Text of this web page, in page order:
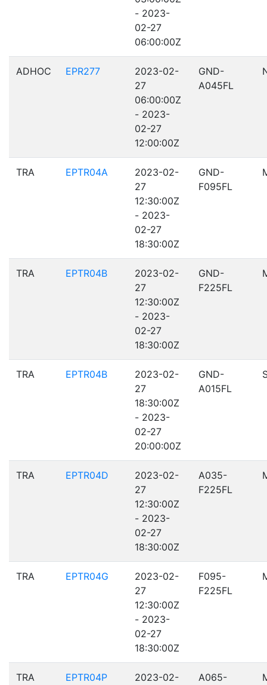
- 2023-
02-27
06:00:00Z
ADHOC EPR277
2023-02-
27
06:00:00Z
- 2023-
02-27
12:00:00Z
GND-
A045FL
TRA EPTR04A
2023-02-
27
12:30:00Z
- 2023-
02-27
18:30:00Z
GND-
F095FL
TRA EPTR04B
2023-02-
27
12:30:00Z
- 2023-
02-27
18:30:00Z
GND-
F225FL
TRA EPTR04B
2023-02-
27
18:30:00Z
- 2023-
02-27
20:00:00Z
GND-
A015FL
TRA EPTR04D
2023-02-
27
12:30:00Z
- 2023-
02-27
18:30:00Z
A035-
F225FL
TRA EPTR04G
2023-02-
27
12:30:00Z
- 2023-
02-27
18:30:00Z
F095-
F225FL
TRA EPTR04P
2023-02-
A065-